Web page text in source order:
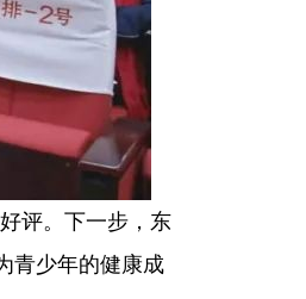
评。下一步，东
青少年的健康成